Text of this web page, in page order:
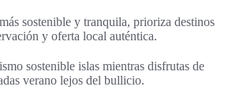
sostenible y tranquila, prioriza destinos
y oferta local auténtica.
sostenible islas mientras disfrutas de
verano lejos del bullicio.